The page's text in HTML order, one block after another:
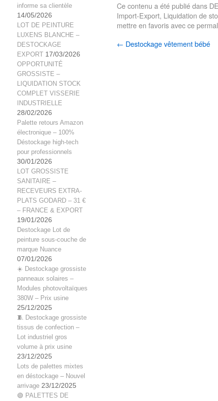
informe sa clientèle
14/05/2026
LOT DE PEINTURE
LUXENS BLANCHE –
DESTOCKAGE
EXPORT 17/03/2026
OPPORTUNITÉ
GROSSISTE –
LIQUIDATION STOCK
COMPLET VISSERIE
INDUSTRIELLE
28/02/2026
Palette retours Amazon
électronique – 100%
Déstockage high-tech
pour professionnels
30/01/2026
LOT GROSSISTE
SANITAIRE –
RECEVEURS EXTRA-
PLATS GODARD – 31 €
– FRANCE & EXPORT
19/01/2026
Destockage Lot de
peinture sous-couche de
marque Nuance
07/01/2026
☀️ Destockage grossiste
panneaux solaires –
Modules photovoltaïques
380W – Prix usine
25/12/2025
🧵 Destockage grossiste
tissus de confection –
Lot industriel gros
volume à prix usine
23/12/2025
Lots de palettes mixtes
en déstockage – Nouvel
arrivage 23/12/2025
🟢 PALETTES DE
Ce contenu a été publié dans
Import-Export, Liquidation de
mettre en favoris avecce
← Destockage vêtement bébé